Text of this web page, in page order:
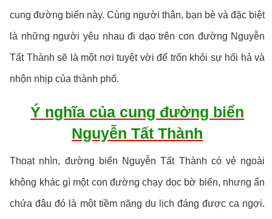
cung đường biển này. Cùng người thân, bạn bè và đặc biệt
là những người yêu nhau đi dạo trên con đường Nguyễn
Tất Thành sẽ là một nơi tuyệt vời để trốn khỏi sự hối hả và
nhộn nhịp của thành phố.
Ý nghĩa của cung đường biển
Nguyễn Tất Thành
Thoạt nhìn, đường biển Nguyễn Tất Thành có vẻ ngoài
không khác gì một con đường chạy dọc bờ biển, nhưng ẩn
chứa đâu đó là một tiềm năng du lịch đáng được ca ngợi.